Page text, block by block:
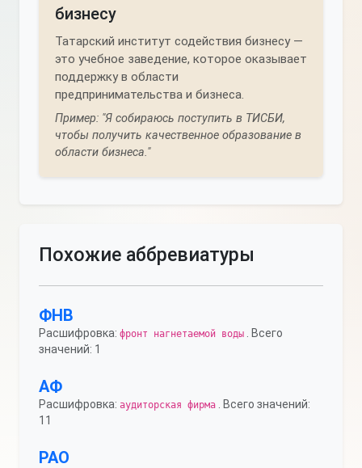
бизнесу
Татарский институт содействия бизнесу —
это учебное заведение, которое оказывает
поддержку в области
предпринимательства и бизнеса.
Пример: "Я собираюсь поступить в ТИСБИ,
чтобы получить качественное образование в
области бизнеса."
Похожие аббревиатуры
ФНВ
Расшифровка: фронт нагнетаемой воды . Всего
значений: 1
АФ
Расшифровка: аудиторская фирма . Всего значений:
11
РАО